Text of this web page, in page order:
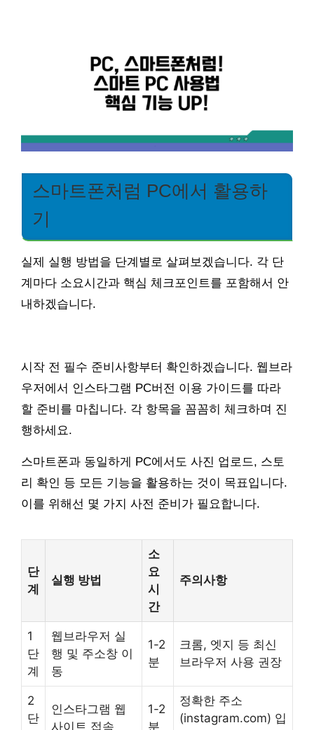
스마트폰처럼 PC에서 활용하
기
실제 실행 방법을 단계별로 살펴보겠습니다. 각 단
계마다 소요시간과 핵심 체크포인트를 포함해서 안
내하겠습니다.
시작 전 필수 준비사항부터 확인하겠습니다. 웹브라
우저에서 인스타그램 PC버전 이용 가이드를 따라
할 준비를 마칩니다. 각 항목을 꼼꼼히 체크하며 진
행하세요.
스마트폰과 동일하게 PC에서도 사진 업로드, 스토
리 확인 등 모든 기능을 활용하는 것이 목표입니다.
이를 위해선 몇 가지 사전 준비가 필요합니다.
단
계
실행 방법
소
요
시
간
주의사항
1
단
계
웹브라우저 실
행 및 주소창 이
동
1-2
분
크롬, 엣지 등 최신
브라우저 사용 권장
2
단
인스타그램 웹
사이트 접속
1-2
분
정확한 주소
(instagram.com) 입